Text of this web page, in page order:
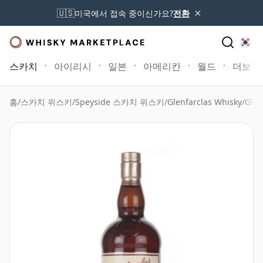
🇺🇸미국에서 접속 중이신가요?전환 ×
스카치 아이리시 일본 아메리칸 월드 더보기
홈/스카치 위스키/Speyside 스카치 위스키/Glenfarclas Whisky/